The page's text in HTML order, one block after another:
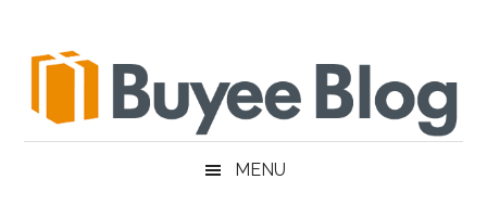
secondary
MENU